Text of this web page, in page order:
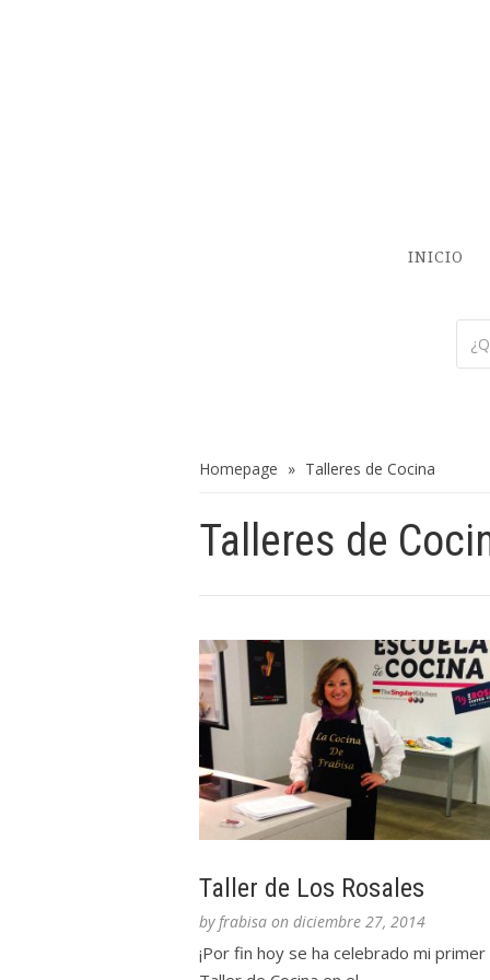
INICIO
Homepage » Talleres de Cocina
Talleres de
Taller de Los Rosales
byfrabisa on diciembre 27, 2014
¡Por fin hoy se ha celebrado mi primer